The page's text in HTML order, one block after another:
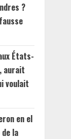
?
États-
aurait
voulait
en el
la